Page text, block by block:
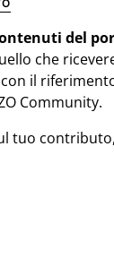
del
che
il
Community.
tuo